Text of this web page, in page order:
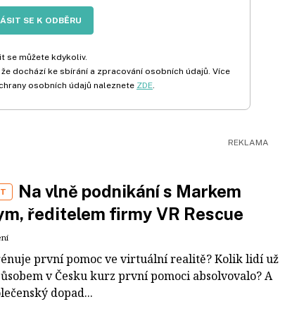
SE K ODBĚRU
se můžete kdykoliv.
dochází ke sbírání a zpracování osobních údajů. Více
osobních údajů naleznete ZDE
Na vlně podnikání s Markem
ředitelem firmy VR Rescue
první pomoc ve virtuální realitě? Kolik lidí už
v Česku kurz první pomoci absolvovalo? A
dopad...